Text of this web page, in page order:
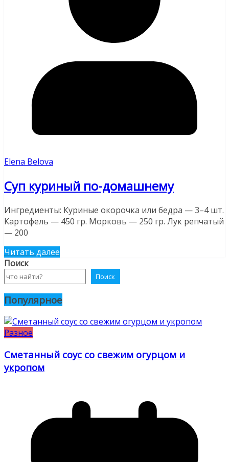
Elena Belova
Суп куриный по-домашнему
Ингредиенты: Куриные окорочка или бедра — 3–4 шт.
Картофель — 450 гр. Морковь — 250 гр. Лук репчатый
— 200
Читать далее
Поиск
Поиск
Популярное
Разное
Сметанный соус со свежим огурцом и
укропом